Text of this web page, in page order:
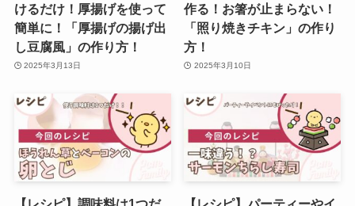
けるだけ！厚揚げを使って
簡単に！「厚揚げの揚げ出
し豆腐風」の作り方！
2025年3月13日
作る！お箸が止まらない！
「照り焼きチキン」の作り
方！
2025年3月10日